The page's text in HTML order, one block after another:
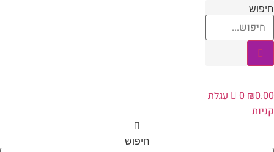
דלג
לתוכן
חיפוש
₪0.00
0
עגלת
קניות
חיפוש